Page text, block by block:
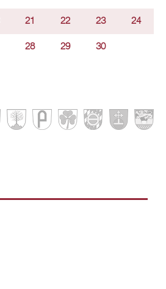
21 22 23 24
28 29 30